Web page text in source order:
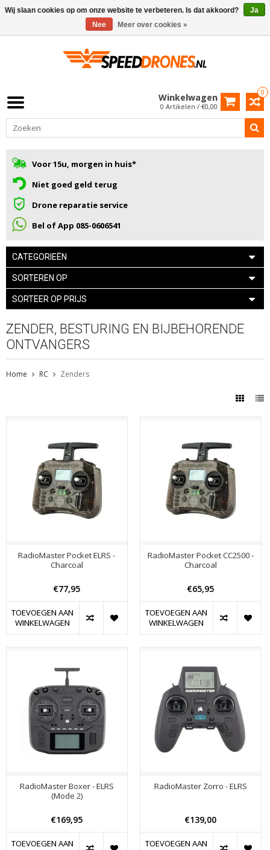
0
Winkelwagen
0 Artikelen / €0,00
Voor 15u, morgen in huis*
Niet goed geld terug
Drone reparatie service
Bel of App 085-0606541
CATEGORIEËN
SORTEREN OP
SORTEER OP PRIJS
ZENDER, BESTURING EN BIJBEHORENDE
ONTVANGERS
Home RC Zenders
RadioMaster Pocket ELRS -
Charcoal
€77,95
TOEVOEGEN AAN
WINKELWAGEN
RadioMaster Pocket CC2500 -
Charcoal
€65,95
TOEVOEGEN AAN
WINKELWAGEN
RadioMaster Boxer - ELRS
(Mode 2)
€169,95
TOEVOEGEN AAN
RadioMaster Zorro - ELRS
€139,00
TOEVOEGEN AAN
Wij slaan cookies op om onze website te verbeteren. Is dat akkoord?
Ja
Nee
Meer over cookies »